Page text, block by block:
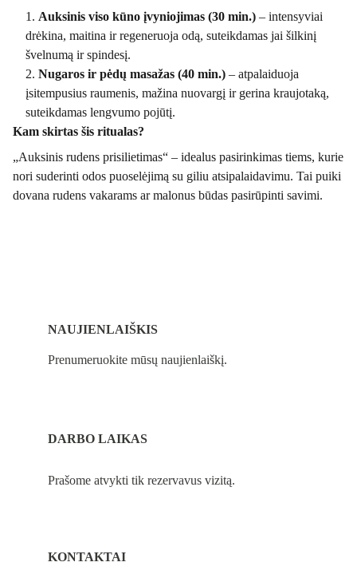
Auksinis viso kūno įvyniojimas (30 min.) – intensyviai
drėkina, maitina ir regeneruoja odą, suteikdamas jai šilkinį
švelnumą ir spindesį.
Nugaros ir pėdų masažas (40 min.) – atpalaiduoja
įsitempusius raumenis, mažina nuovargį ir gerina kraujotaką,
suteikdamas lengvumo pojūtį.
Kam skirtas šis ritualas?
„Auksinis rudens prisilietimas“ – idealus pasirinkimas tiems, kurie
nori suderinti odos puoselėjimą su giliu atsipalaidavimu. Tai puiki
dovana rudens vakarams ar malonus būdas pasirūpinti savimi.
NAUJIENLAIŠKIS
Prenumeruokite mūsų naujienlaiškį.
DARBO LAIKAS
KONTAKTAI
Prašome atvykti tik rezervavus vizitą.